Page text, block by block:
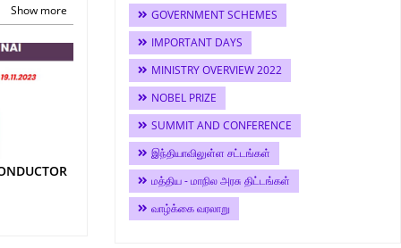
Show more
GOVERNMENT SCHEMES
IMPORTANT DAYS
MINISTRY OVERVIEW 2022
NOBEL PRIZE
SUMMIT AND CONFERENCE
இந்தியாவிலுள்ள சட்டங்கள்
மத்திய - மாநில அரசு திட்டங்கள்
வாழ்க்கை வரலாறு